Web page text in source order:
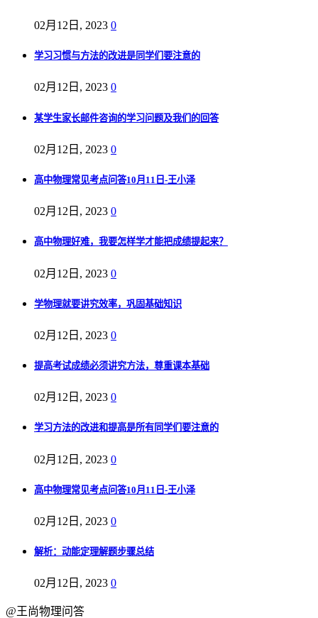
02月12日, 2023 0
学习习惯与方法的改进是同学们要注意的
02月12日, 2023 0
某学生家长邮件咨询的学习问题及我们的回答
02月12日, 2023 0
高中物理常见考点问答10月11日-王小泽
02月12日, 2023 0
高中物理好难，我要怎样学才能把成绩提起来？
02月12日, 2023 0
学物理就要讲究效率，巩固基础知识
02月12日, 2023 0
提高考试成绩必须讲究方法，尊重课本基础
02月12日, 2023 0
学习方法的改进和提高是所有同学们要注意的
02月12日, 2023 0
高中物理常见考点问答10月11日-王小泽
02月12日, 2023 0
解析：动能定理解题步骤总结
02月12日, 2023 0
@王尚物理问答